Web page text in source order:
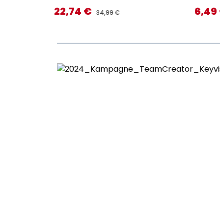
Verkaufspreis:
22,74 € REGULÄRER PREIS:
34,99 € 6,49